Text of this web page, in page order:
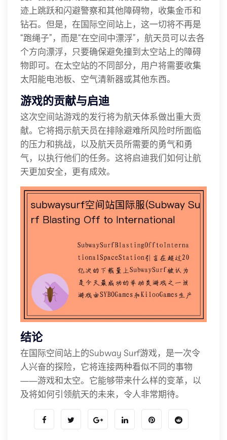
迹上跳跃和闪避警察和其他障碍物，收集金币和
钻石。但是，在国际空间站上，这一切将不再是
“跑绳子”，而是“在空间中漂浮”，航天员可以去各
个方向漂浮，只要确保避免撞到太空站上的障碍
物即可。在太空站的不同部分，用户将需要收集
太阳能电池板、空气清新器或其他东西。
游戏的贡献与启迪
这次空间站游戏的发行将为航天体系做出重大贡
献。它将揭示航天员在排除避难所风险时所面临
的压力和挑战，以及航天员所需要的勇气和勇
气，以执行他们的任务。这将启迪我们如何让航
天更加安全，更有成效。
结论
在国际空间站上的Subway Surf游戏，是一次令
人兴奋的探险，它将连接两种看似不同的事物
——游戏和太空。它能够带来什么样的变革，以
及将如何引领航天的未来，令人非常期待。